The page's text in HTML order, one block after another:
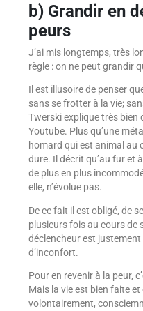
b) Grandir en
peurs
J’ai mis longtemps, très
règle : on ne peut grandir
Il est illusoire de penser
sans se frotter à la vie;
Twerski explique très bien
Youtube. Plus qu’une
homard qui est animal au
dure. Il décrit qu’au fur et
de plus en plus
elle, n’évolue pas.
De ce fait il est obligé, de
plusieurs fois au cours de
déclencheur est
d’inconfort.
Pour en revenir à la peur,
Mais la vie est bien faite et
volontairement,